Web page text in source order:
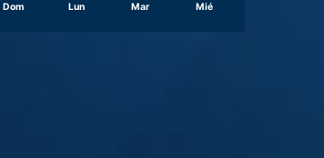
Dom Lun Mar Mié